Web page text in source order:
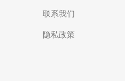
联系我们
隐私政策